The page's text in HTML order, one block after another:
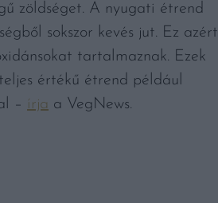
zöldséget. A nyugati étrend
sokszor kevés jut. Ez azért
tartalmaznak. Ezek
értékű étrend például
– írja a VegNews.